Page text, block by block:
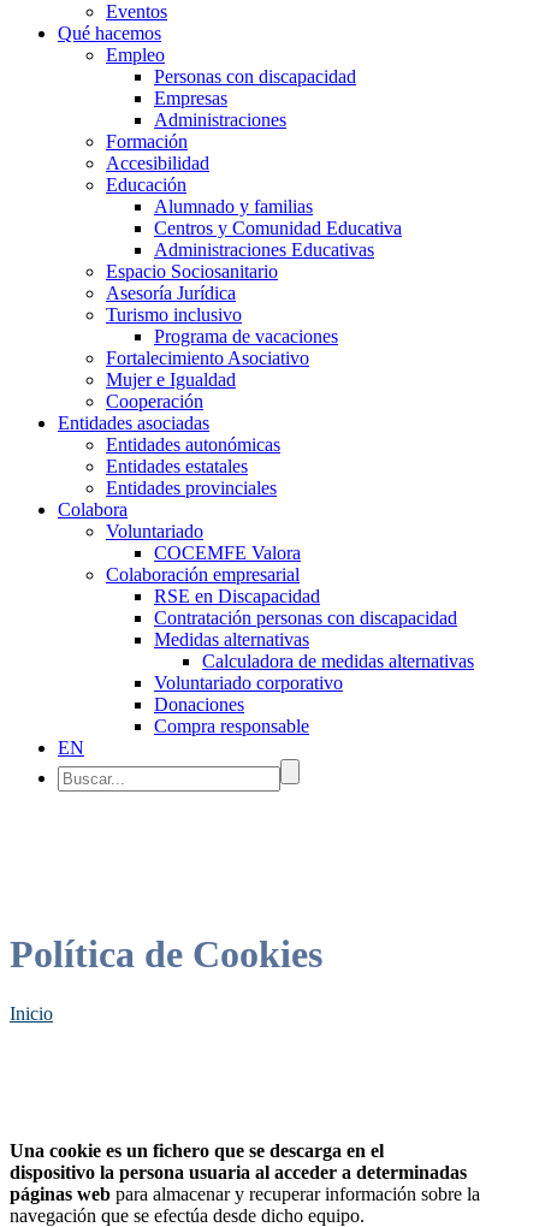
Eventos
Qué hacemos
Empleo
Personas con discapacidad
Empresas
Administraciones
Formación
Accesibilidad
Educación
Alumnado y familias
Centros y Comunidad Educativa
Administraciones Educativas
Espacio Sociosanitario
Asesoría Jurídica
Turismo inclusivo
Programa de vacaciones
Fortalecimiento Asociativo
Mujer e Igualdad
Cooperación
Entidades asociadas
Entidades autonómicas
Entidades estatales
Entidades provinciales
Colabora
Voluntariado
COCEMFE Valora
Colaboración empresarial
RSE en Discapacidad
Contratación personas con discapacidad
Medidas alternativas
Calculadora de medidas alternativas
Voluntariado corporativo
Donaciones
Compra responsable
EN
Política de Cookies
Inicio
Una cookie es un fichero que se descarga en el
dispositivo la persona usuaria al acceder a determinadas
páginas web para almacenar y recuperar información sobre la
navegación que se efectúa desde dicho equipo.